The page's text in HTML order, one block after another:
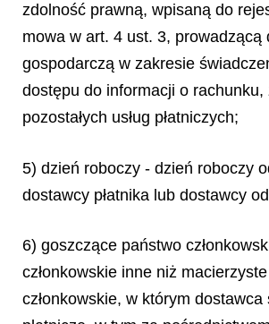
zdolność prawną, wpisaną do
mowa w art. 4 ust. 3, prowadzącą
gospodarczą w zakresie
dostępu do informacji o rachunku,
pozostałych usług płatniczych;
5) dzień roboczy - dzień roboczy
dostawcy płatnika lub dostawcy
6) goszczące państwo
członkowskie inne niż
członkowskie, w którym dostawca